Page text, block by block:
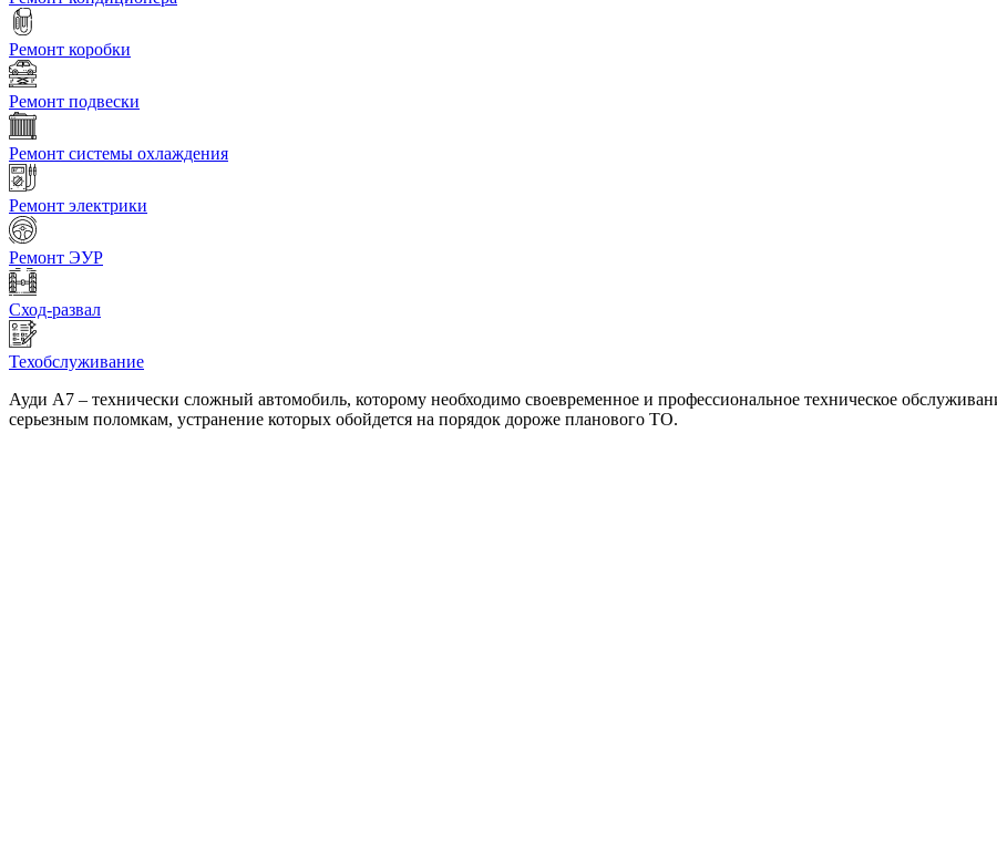
Ремонт коробки
Ремонт подвески
Ремонт системы охлаждения
Ремонт электрики
Ремонт ЭУР
Сход-развал
Техобслуживание
Ауди А7 – технически сложный автомобиль, которому необходимо своевременное и профессиональное техническое
серьезным поломкам, устранение которых обойдется на порядок дороже планового ТО.